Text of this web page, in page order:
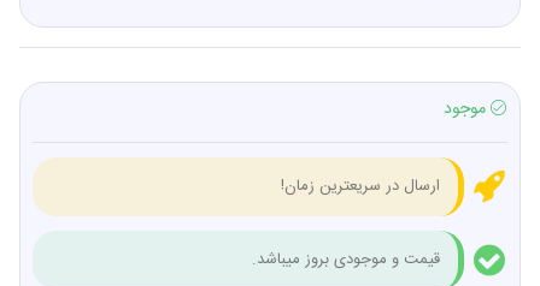
موجود
ارسال در سریعترین زمان!
قیمت و موجودی بروز میباشد.